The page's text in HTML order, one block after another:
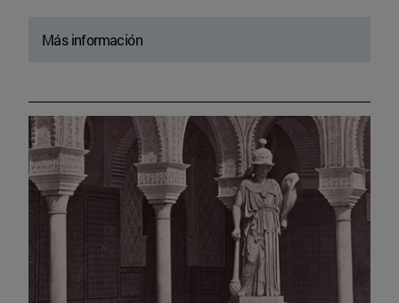
Más información